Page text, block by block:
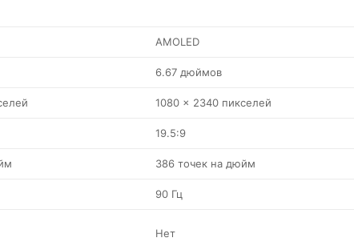
AMOLED
6.67 дюймов
1080 x 2340 пикселей
19.5:9
386 точек на дюйм
90 Гц
Нет